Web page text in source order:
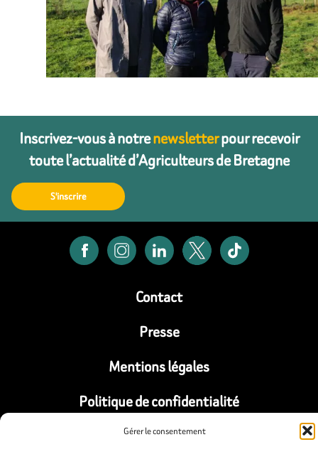
Gérer le consentement
Inscrivez-vous à notrenewsletterpour recevoir
toute l’actualité d’Agriculteurs de Bretagne
S'inscrire
Contact
Presse
Mentions légales
Politique de confidentialité
Politique de cookies (UE)